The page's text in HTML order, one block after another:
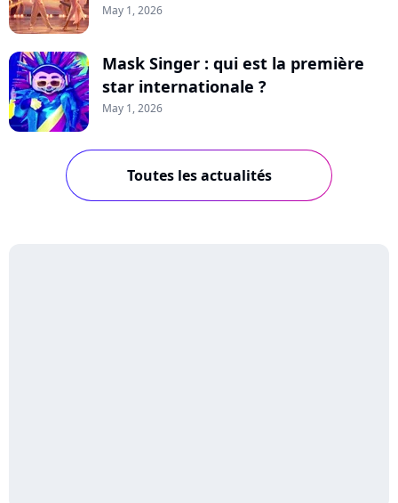
May 1, 2026
Mask Singer : qui est la première
star internationale ?
May 1, 2026
Toutes les actualités